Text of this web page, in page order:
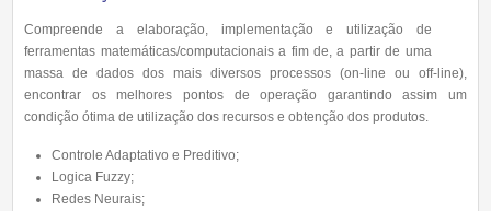
Compreende a elaboração, implementação e utilização de
ferramentas matemáticas/computacionais a fim de, a partir de uma
massa de dados dos mais diversos processos (on-line ou off-line),
encontrar os melhores pontos de operação garantindo assim um
condição ótima de utilização dos recursos e obtenção dos produtos.
Controle Adaptativo e Preditivo;
Logica Fuzzy;
Redes Neurais;